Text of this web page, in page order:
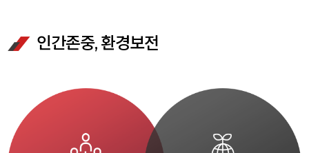
인간존중, 환경보전